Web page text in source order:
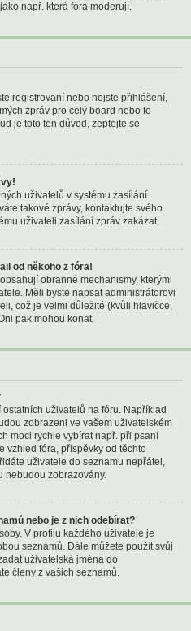
např. která fóra moderují.
registrovaní nebo nejste přihlášení,
zpráv pro celý board nebo to
je toto ten důvod, zeptejte se
uživatelů v systému zasílání
takové zprávy, kontaktujte svého
uživateli zasílání zpráv zakázat.
od někoho z fóra!
obranné mechanismy, kterými
Měli byste napsat administrátorovi
což je velmi důležité (kvůli hlavičce,
pak mohou konat.
uživatelů na fóru. Například
zobrazeni ve vašem uživatelském
moci rychle vybírat např. při psaní
vzhled fóra, příspěvky od těchto
uživatele do seznamu nepřátel,
nebudou zobrazovány.
nebo je z nich odebírat?
V profilu každého uživatele je
seznamů. Dále můžete použít svůj
uživatelská jména do
členy z vašich seznamů.